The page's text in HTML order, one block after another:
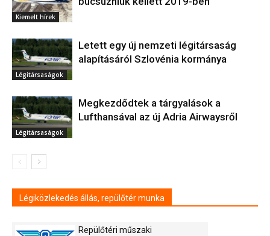
Kiemelt hírek
Légitársaságok
Letett egy új nemzeti légitársaság
alapításáról Szlovénia kormánya
Légitársaságok
Megkezdődtek a tárgyalások a
Lufthansával az új Adria Airwaysről
Légiközlekedés állás, repülőtér munka
Repülőtéri műszaki